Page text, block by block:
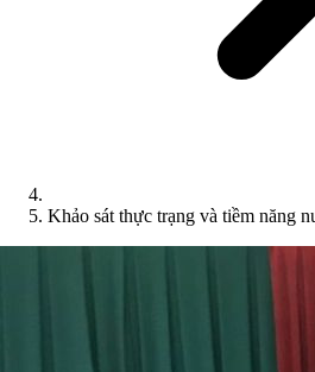
Khảo sát thực trạng và tiềm năng